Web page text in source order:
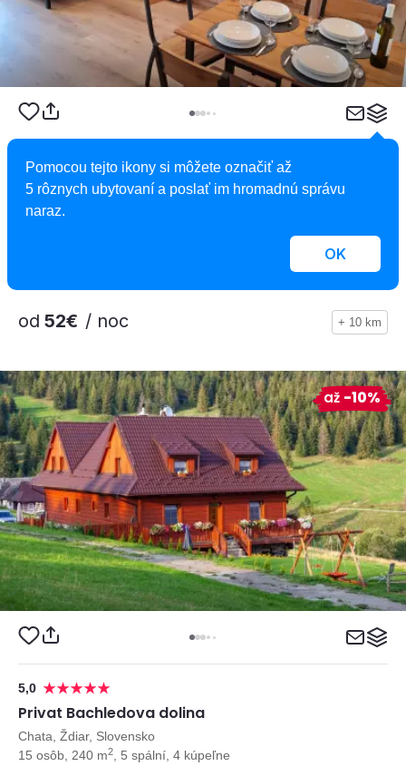
5,0
Apartmány Family Nová Lesná
Apartmán, Nová Lesná, Slovensko
od 52€ / noc + 10 km
5,0
Privat Bachledova dolina
Chata, Ždiar, Slovensko
15 osôb, 240 m2 , 5 spální, 4 kúpeľne
až -10%
Pomocou tejto ikony si môžete označiť až
5 rôznych ubytovaní a poslať im hromadnú správu
naraz.
OK